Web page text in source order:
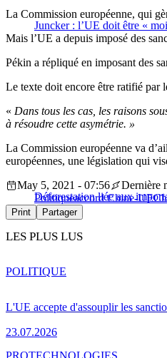
Juncker : l’UE doit être «
La Commission européenne, qui
Mais l’UE a depuis imposé des
Pékin a répliqué en imposant des
Le texte doit encore être ratifié par
« Dans tous les cas, les raisons
à résoudre cette asymétrie. »
La Commission européenne va
européennes, une législation qui
Déforestation liée aux
May 5, 2021 - 07:56
Dernière
Politiqueaccord Chine-UE
Print Partager
LES PLUS LUS
L'UE accepte d'assouplir les
23.07.2026
POLITIQUE
PROTECHNOLOGIES